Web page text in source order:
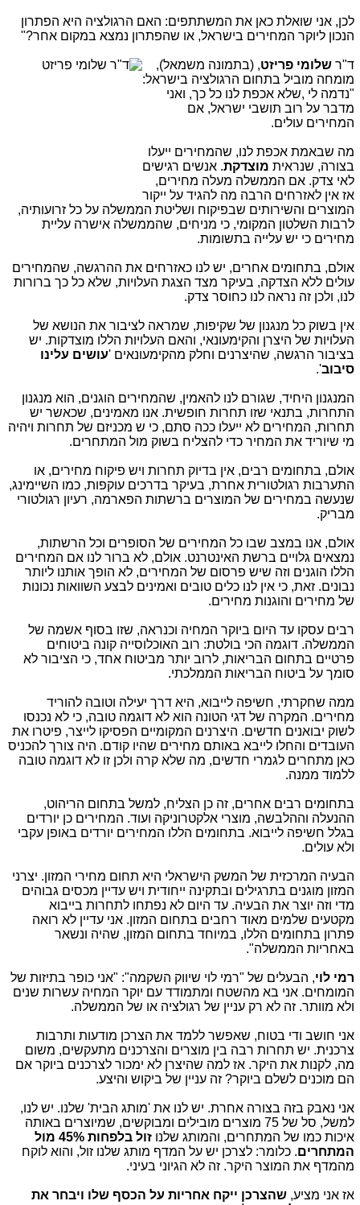
לכן, אני שואלת כאן את המשתתפים: האם הרגולציה היא הפתרון
הנכון ליוקר המחירים בישראל, או שהפתרון נמצא במקום אחר?"
ד"ר שלומי פריזט, (בתמונה משמאל),
מומחה מוביל בתחום הרגולציה בישראל:
"נדמה לי ,שלא אכפת לנו כל כך, ואני
מדבר על רוב תושבי ישראל, אם
המחירים עולים.
מה שבאמת אכפת לנו, שהמחירים ייעלו
בצורה, שנראית מוצדקת. אנשים רגישים
לאי צדק. אם הממשלה מעלה מחירים,
אז אין לאזרחים הרבה מה להגיד על ייקור
המוצרים והשירותים שבפיקוח ושליטת הממשלה על כל זרועותיה,
לרבות השלטון המקומי, כי מניחים, שהממשלה אישרה עליית
מחירים כי יש עלייה בתשומות.
אולם, בתחומים אחרים, יש לנו כאזרחים את ההרגשה, שהמחירים
עולים ללא הצדקה, בעיקר מצד הצגת העלויות, שלא כל כך ברורות
לנו, ולכן זה נראה לנו כחוסר צדק.
אין בשוק כל מנגנון של שקיפות, שמראה לציבור את הנושא של
העלויות של היצרן והקימעונאי, והאם העלויות הללו מוצדקות. יש
בציבור הרגשה, שהיצרנים וחלק מהקימעונאים 'עושים עלינו
סיבוב'.
המנגנון היחיד, שגורם לנו להאמין, שהמחירים הוגנים, הוא מנגנון
התחרות, בתנאי שזו תחרות חופשית. אנו מאמינים, שכאשר יש
תחרות, המחירים לא ייעלו ככה סתם, כי ש מכניזם של תחרות ויהיה
מי שיוריד את המחיר כדי להצליח בשוק מול המתחרים.
אולם, בתחומים רבים, אין בדיוק תחרות ויש פיקוח מחירים, או
התערבות רגולטורית אחרת, בעיקר בדרכים עוקפות, כמו השיימינג,
שנעשה במחירים של המוצרים ברשתות הפארמה, רעיון רגולטורי
מבריק.
אולם, אנו במצב שבו כל המחירים של הסופרים וכל הרשתות,
נמצאים גלויים ברשת האינטרנט. אולם, לא ברור לנו אם המחירים
הללו הוגנים וזה שיש פרסום של המחירים, לא הופך אותנו ליותר
נבונים. זאת, כי אין לנו כלים טובים ואמינים לבצע השוואות נכונות
של מחירים והוגנות מחירים.
רבים עסקו עד היום ביוקר המחיה וכנראה, שזו בסוף אשמה של
הממשלה. דוגמה הכי בולטת: רוב האוכלוסייה קונה ביטוחים
פרטיים בתחום הבריאות, לרוב יותר מביטוח אחד, כי הציבור לא
סומך על ביטוח הבריאות הממלכתי.
ממה שחקרתי, חשיפה לייבוא, היא דרך יעילה וטובה להוריד
מחירים. המקרה של דגי הטונה הוא לא דוגמה טובה, כי לא נכנסו
לשוק יבואנים חדשים. היצרנים המקומיים הפסיקו לייצר, פיטרו את
העובדים והחלו לייבא באותם מחירים שהיו קודם. היה צורך להכניס
כאן מתחרים לגמרי חדשים, מה שלא קרה ולכן זו לא דוגמה טובה
ללמוד ממנה.
בתחומים רבים אחרים, זה כן הצליח, למשל בתחום הריהוט,
ההנעלה וההלבשה, מוצרי אלקטרוניקה ועוד. המחירים כן יורדים
בגלל חשיפה לייבוא. בתחומים הללו המחירים יורדים באופן עקבי
ולא עולים.
הבעיה המרכזית של המשק הישראלי היא תחום מחירי המזון. יצרני
המזון מוגנים בתרגילים ובתקינה ייחודית ויש עדיין מכסים גבוהים
מדי וזה יוצר את הבעיה. עד היום לא נפתחו לתחרות בייבוא
מקטעים שלמים מאוד רחבים בתחום המזון. אני עדיין לא רואה
פתרון בתחומים הללו, במיוחד בתחום המזון, שהיה ונשאר
באחריות הממשלה".
רמי לוי, הבעלים של "רמי לוי שיווק השקמה": "אני כופר בתיזות של
המומחים. אני בא מהשטח ומתמודד עם יוקר המחיה עשרות שנים
ולא מוותר. זה לא רק עניין של רגולציה או של הממשלה.
אני חושב ודי בטוח, שאפשר ללמד את הצרכן מודעות ותרבות
צרכנית. יש תחרות רבה בין מוצרים והצרכנים מתעקשים, משום
מה, לקנות את היקר. אז למה שהיצרן לא ימכור לצרכנים ביוקר אם
הם מוכנים לשלם ביוקר? זה עניין של ביקוש והיצע.
אני נאבק בזה בצורה אחרת. יש לנו את 'מותג הבית' שלנו. יש לנו,
למשל, סל של 75 מוצרים מובילים ומבוקשים, שמיוצרים באותה
איכות כמו של המתחרים, והמותג שלנו
זול בלפחות 45% מול
המתחרים. כלומר: לצרכן יש על המדף מותג שלנו זול, והוא לוקח
מהמדף את המוצר היקר. זה לא הגיוני בעיני.
אז אני מציע, שהצרכן ייקח אחריות על הכסף שלו ויבחר את